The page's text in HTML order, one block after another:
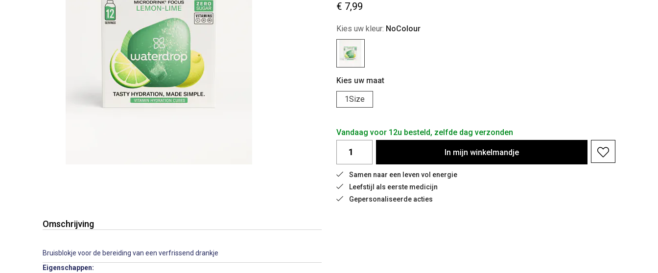
€ 7,99
Kies uw kleur: NoColour
Kies uw maat
1Size
Vandaag voor 12u besteld, zelfde dag verzonden
In mijn winkelmandje
Samen naar een leven vol energie
Leefstijl als eerste medicijn
Gepersonaliseerde acties
Omschrijving
Bruisblokje voor de bereiding van een verfrissend drankje
Eigenschappen: